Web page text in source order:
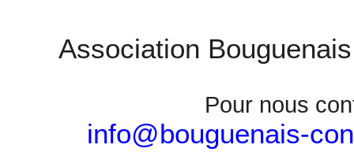
Association
Pour nous
info@bouguenais-